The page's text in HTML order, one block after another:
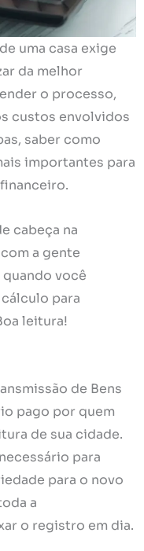
uma casa exige
da melhor
o processo,
custos envolvidos
saber como
importantes para
cabeça na
a gente
você
para
leitura!
de Bens
pago por quem
de sua cidade.
para
para o novo
a
o registro em dia.